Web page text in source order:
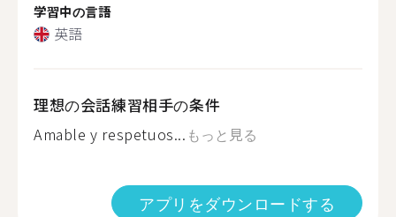
学習中の言語
英語
理想の会話練習相手の条件
Amable y respetuos... もっと見る
アプリをダウンロードする